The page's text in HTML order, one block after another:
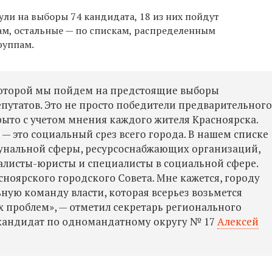
на выборы 74 кандидата, 18 из них пойдут
остальные — по спискам, распределенным
мы пойдем на предстоящие выборы
Это не просто победители предварительного
с учетом мнения каждого жителя Красноярска.
это социальный срез всего города. В нашем списке
сферы, ресурсоснабжающих организаций,
юристы и специалисты в социальной сфере.
городского Совета. Мне кажется, городу
команду власти, которая всерьез возьмется
— отметил секретарь регионального
по одномандатному округу № 17Алексей